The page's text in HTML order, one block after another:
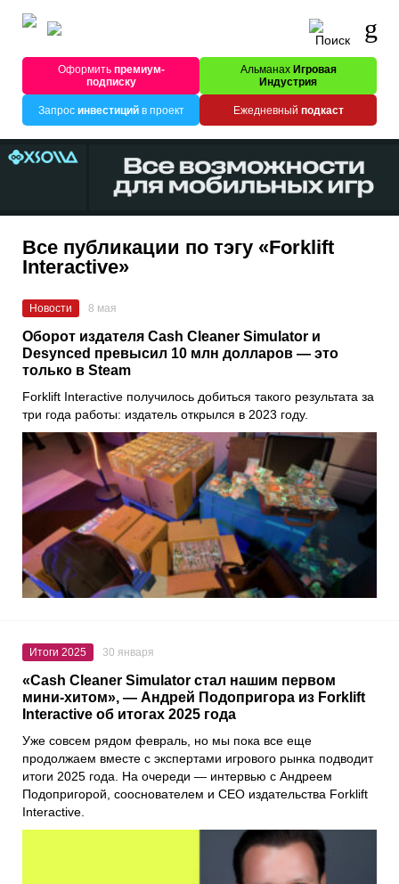
Оформитьпремиум-
подписку
Альманах Игровая
Индустрия
Запрос инвестицийв проект Ежедневный подкаст
Все публикации по тэгу «Forklift
Interactive»
Новости 8 мая
Оборот издателя Cash Cleaner Simulator и
Desynced превысил 10 млн долларов — это
только в Steam
Forklift Interactive получилось добиться такого результата за
три года работы: издатель открылся в 2023 году.
Итоги 2025 30 января
«Cash Cleaner Simulator стал нашим первом
мини-хитом», — Андрей Подопригора из Forklift
Interactive об итогах 2025 года
Уже совсем рядом февраль, но мы пока все еще
продолжаем вместе с экспертами игрового рынка подводит
итоги 2025 года. На очереди — интервью с Андреем
Подопригорой, сооснователем и CEO издательства Forklift
Interactive.